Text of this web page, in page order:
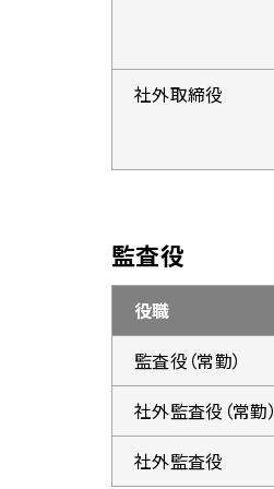
社外取締役
監査役
役職
監査役（常勤）
社外監査役（常勤）
社外監査役